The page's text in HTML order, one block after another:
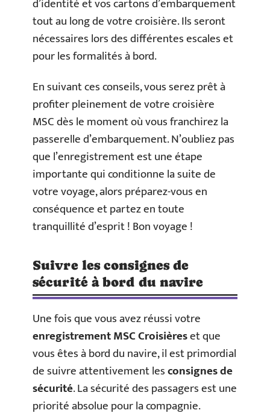
tout au long de votre croisière. Ils seront
nécessaires lors des différentes escales et
pour les formalités à bord.
En suivant ces conseils, vous serez prêt à
profiter pleinement de votre croisière
MSC dès le moment où vous franchirez la
passerelle d’embarquement. N’oubliez pas
que l’enregistrement est une étape
importante qui conditionne la suite de
votre voyage, alors préparez-vous en
conséquence et partez en toute
tranquillité d’esprit ! Bon voyage !
Suivre les consignes de
sécurité à bord du navire
Une fois que vous avez réussi votre
enregistrement MSC Croisièreset que
vous êtes à bord du navire, il est primordial
de suivre attentivement lesconsignes de
sécurité. La sécurité des passagers est une
priorité absolue pour la compagnie.